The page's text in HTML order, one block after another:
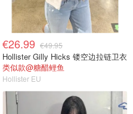
€26.99 €49.95
Hollister Gilly Hicks 镂空边拉链卫衣
类似款@糖醋鲤鱼
Hollister EU